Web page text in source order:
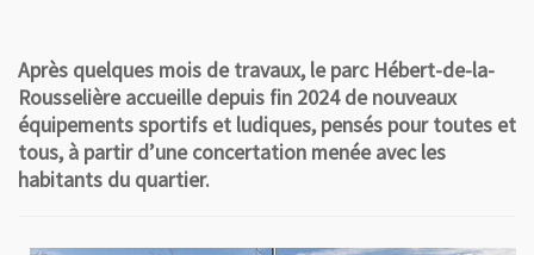
Après quelques mois de travaux, le parc Hébert-de-la-
Rousselière accueille depuis fin 2024 de nouveaux
équipements sportifs et ludiques, pensés pour toutes et
tous, à partir d’une concertation menée avec les
habitants du quartier.